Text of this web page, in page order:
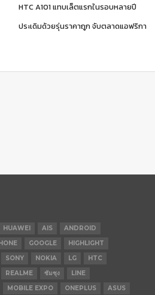
HTC A101 แทบเล็ตแรกในรอบหลายปี
ประเดิมด้วยรุ่นราคาถูก จับตลาดแอฟริกา
HUAWEI AIS
ANDROID
GOOGLE
HIGHLIGHT
SONY NOKIA LG
HTC
REALME ซัมซุง
LINE
MOBILE EXPO ONEPLUS ASUS